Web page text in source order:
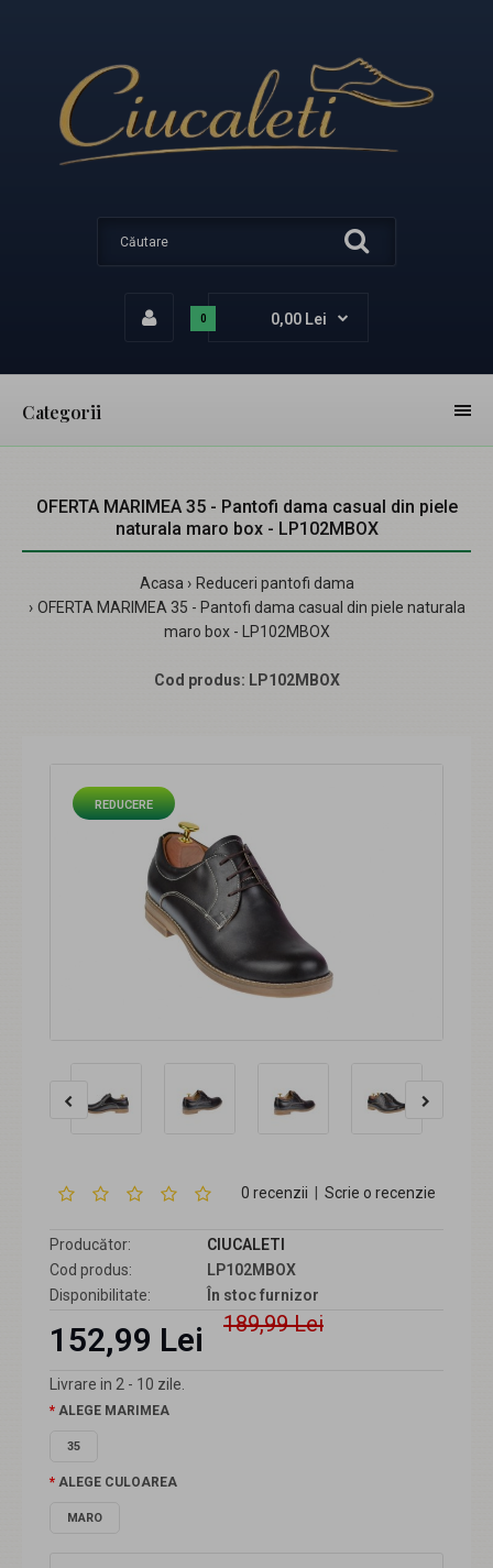
0 0,00 Lei
Categorii
OFERTA MARIMEA 35 - Pantofi dama casual din piele
naturala maro box - LP102MBOX
Acasa
Reduceri pantofi dama
OFERTA MARIMEA 35 - Pantofi dama casual din piele naturala
maro box - LP102MBOX
Cod produs: LP102MBOX
REDUCERE
0 recenzii Scrie o recenzie
Producător:
CIUCALETI
Cod produs:
LP102MBOX
Disponibilitate:
În stoc furnizor
152,99 Lei 189,99 Lei
Livrare in 2 - 10 zile.
ALEGE MARIMEA
35
ALEGE CULOAREA
MARO